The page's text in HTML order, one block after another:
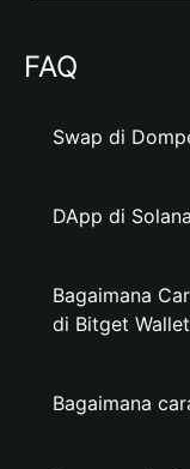
FAQ
Swap di
DApp di Solana
Bagaimana
di Bitget
Bagaimana